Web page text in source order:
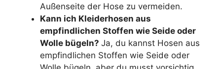
Außenseite der Hose zu vermeiden.
Kann ich Kleiderhosen aus
empfindlichen Stoffen wie Seide oder
Wolle bügeln? Ja, du kannst Hosen aus
empfindlichen Stoffen wie Seide oder